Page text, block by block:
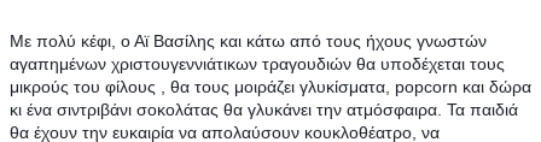
Με πολύ κέφι, ο Αϊ Βασίλης και κάτω από τους ήχους γνωστών
αγαπημένων χριστουγεννιάτικων τραγουδιών θα υποδέχεται τους
μικρούς του φίλους , θα τους μοιράζει γλυκίσματα, popcorn και δώρα
κι ένα σιντριβάνι σοκολάτας θα γλυκάνει την ατμόσφαιρα. Τα παιδιά
θα έχουν την ευκαιρία να απολαύσουν κουκλοθέατρο, να